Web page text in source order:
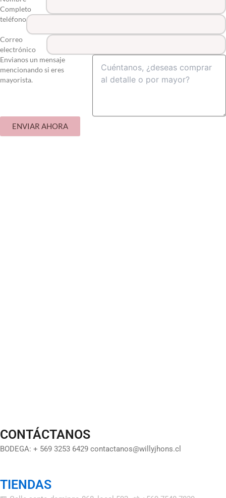
Completo
teléfono
Correo
electrónico
Envianos un mensaje
mencionando si eres
mayorista.
ENVIAR AHORA
CONTÁCTANOS
BODEGA: + 569 3253 6429 contactanos@willyjhons.cl
TIENDAS